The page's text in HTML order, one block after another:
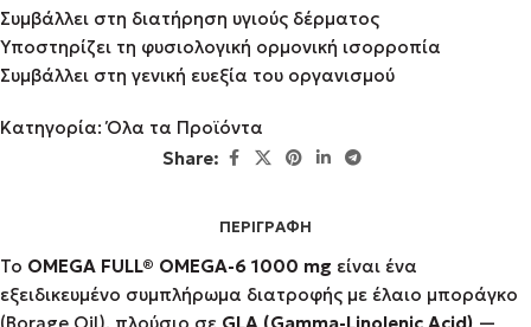
Συμβάλλει στη διατήρηση υγιούς δέρματος
Υποστηρίζει τη φυσιολογική ορμονική ισορροπία
Συμβάλλει στη γενική ευεξία του οργανισμού
Κατηγορία: Όλα τα Προϊόντα
Share:
ΠΕΡΙΓΡΑΦΉ
Το OMEGA FULL® OMEGA-6 1000 mg είναι ένα
εξειδικευμένο συμπλήρωμα διατροφής με έλαιο μποράγκο